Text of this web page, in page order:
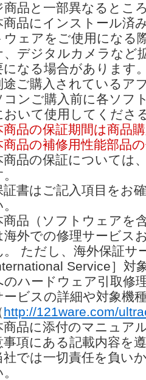
商品と一部異なるとこ
商品にインストール済
ウェアをご使用になる
、デジタルカメラなど
になる場合があります
途ご購入されているア
コンご購入前に各ソフ
おいて使用してくださ
商品の保証期間は商品
商品の補修用性能部品
商品の保証については
証書はご記入項目をお
商品（ソフトウェアを
海外での修理サービス
。 ただし、海外保証サ
Service］対
のハードウェア引取修
ービスの詳細や対象機
http://121ware.com/
商品に添付のマニュア
事項にある記載内容を
社では一切責任を負い